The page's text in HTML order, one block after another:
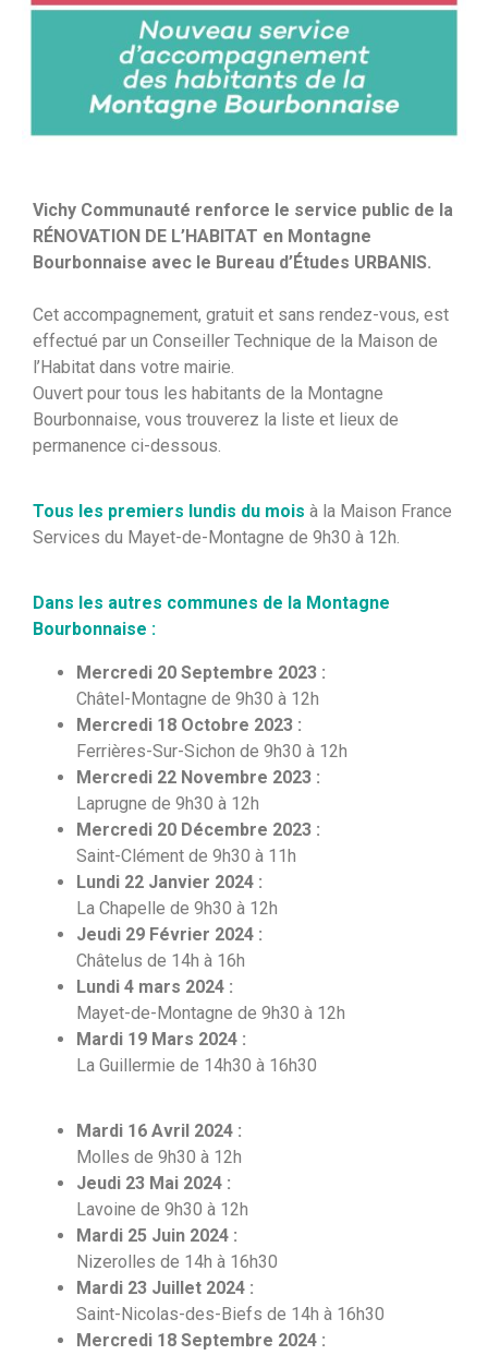
Vichy Communauté renforce le service public de la
RÉNOVATION DE L’HABITAT en Montagne
Bourbonnaise avec le Bureau d’Études URBANIS.
Cet accompagnement, gratuit et sans rendez-vous, est
effectué par un Conseiller Technique de la Maison de
l’Habitat dans votre mairie.
Ouvert pour tous les habitants de la Montagne
Bourbonnaise, vous trouverez la liste et lieux de
permanence ci-dessous.
Tous les premiers lundis du mois à la Maison France
Services du Mayet-de-Montagne de 9h30 à 12h.
Dans les autres communes de la Montagne
Bourbonnaise :
Mercredi 20 Septembre 2023 :
Châtel-Montagne de 9h30 à 12h
Mercredi 18 Octobre 2023 :
Ferrières-Sur-Sichon de 9h30 à 12h
Mercredi 22 Novembre 2023 :
Laprugne de 9h30 à 12h
Mercredi 20 Décembre 2023 :
Saint-Clément de 9h30 à 11h
Lundi 22 Janvier 2024 :
La Chapelle de 9h30 à 12h
Jeudi 29 Février 2024 :
Châtelus de 14h à 16h
Lundi 4 mars 2024 :
Mayet-de-Montagne de 9h30 à 12h
Mardi 19 Mars 2024 :
La Guillermie de 14h30 à 16h30
Mardi 16 Avril 2024 :
Molles de 9h30 à 12h
Jeudi 23 Mai 2024 :
Lavoine de 9h30 à 12h
Mardi 25 Juin 2024 :
Nizerolles de 14h à 16h30
Mardi 23 Juillet 2024 :
Saint-Nicolas-des-Biefs de 14h à 16h30
Mercredi 18 Septembre 2024 :